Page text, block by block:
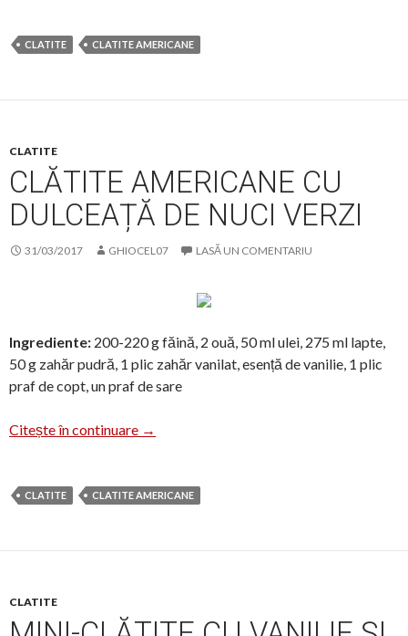
CLATITE CLATITE AMERICANE
CLATITE
CLĂTITE AMERICANE CU
DULCEAȚĂ DE NUCI VERZI
31/03/2017 GHIOCEL07 LASĂ UN COMENTARIU
Ingrediente: 200-220 g făină, 2 ouă, 50 ml ulei, 275 ml lapte,
50 g zahăr pudră, 1 plic zahăr vanilat, esență de vanilie, 1 plic
praf de copt, un praf de sare
Citește în continuare Clătite americane cu dulceață de nuci verzi
→
CLATITE CLATITE AMERICANE
CLATITE